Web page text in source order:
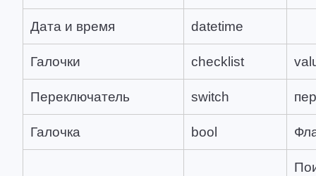
Дата и время datetime
Галочки checklist
Переключатель switch
Галочка bool